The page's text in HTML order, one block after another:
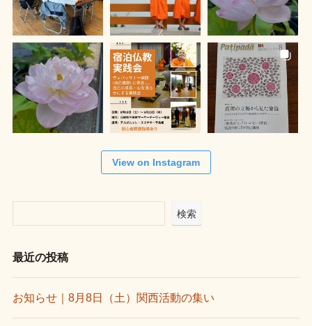
View on Instagram
検索
最近の投稿
お知らせ｜8月8日（土）関西活動の集い